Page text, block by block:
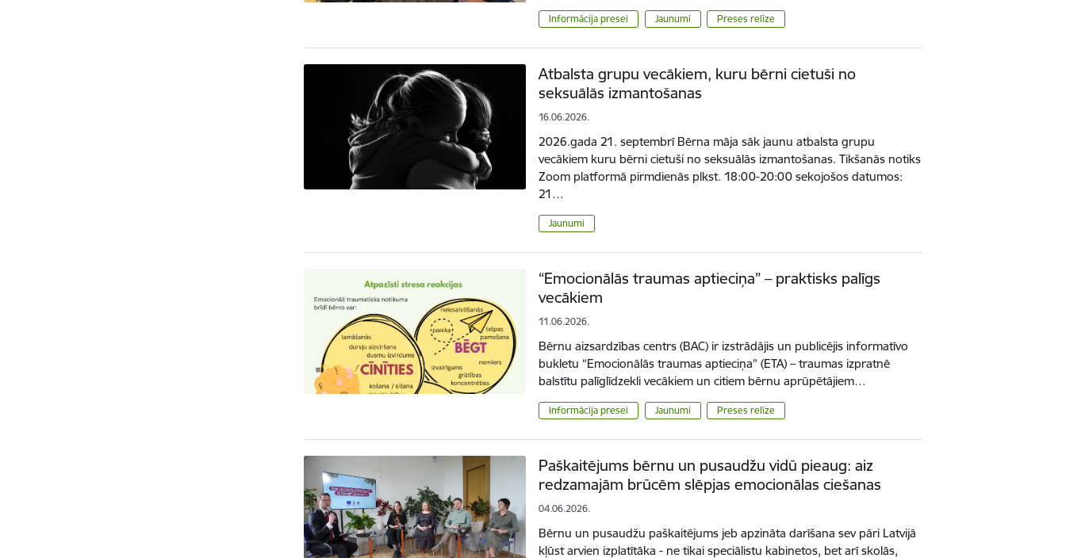
Informācija presei Jaunumi Preses relīze
Atbalsta grupu vecākiem, kuru bērni cietuši no
seksuālās izmantošanas
16.06.2026.
2026.gada 21. septembrī Bērna māja sāk jaunu atbalsta grupu
vecākiem kuru bērni cietuši no seksuālās izmantošanas. Tikšanās notiks
Zoom platformā pirmdienās plkst. 18:00-20:00 sekojošos datumos:
21…
Jaunumi
“Emocionālās traumas aptieciņa” – praktisks palīgs
vecākiem
11.06.2026.
Bērnu aizsardzības centrs (BAC) ir izstrādājis un publicējis informatīvo
bukletu “Emocionālās traumas aptieciņa” (ETA) – traumas izpratnē
balstītu palīglīdzekli vecākiem un citiem bērnu aprūpētājiem…
Informācija presei Jaunumi Preses relīze
Paškaitējums bērnu un pusaudžu vidū pieaug: aiz
redzamajām brūcēm slēpjas emocionālas ciešanas
04.06.2026.
Bērnu un pusaudžu paškaitējums jeb apzināta darīšana sev pāri Latvijā
kļūst arvien izplatītāka - ne tikai speciālistu kabinetos, bet arī skolās,